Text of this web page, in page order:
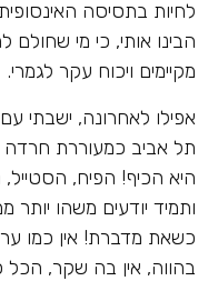
לחיות בתסיסה
הבינו אותי, כי מי שחולם
מקיימים ויכוח עקר לגמרי.
אפילו לאחרונה, ישבתי
תל אביב כמעוררת חרדה
היא הכיף! הפיח, הסטייל,
ותמיד יודעים משהו
כשאת מדברת! אין כמו
בהווה, אין בה שקר, הכל